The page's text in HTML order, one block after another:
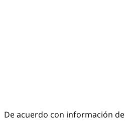
De acuerdo con información de